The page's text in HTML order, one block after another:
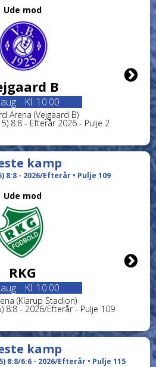
Ude mod
B
Kl. 10.00
Arena (Vejgaard B)
8:8 - Efterår 2026 - Pulje 2
kamp
8:8 - 2026/Efterår • Pulje 109
Ude mod
RKG
Kl. 10.00
(Klarup Stadion)
8:8 - 2026/Efterår - Pulje 109
kamp
8:8/6:6 - 2026/Efterår • Pulje 115